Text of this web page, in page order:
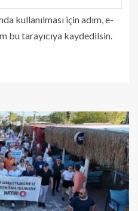
kullanılması için adım, e-
bu tarayıcıya kaydedilsin.